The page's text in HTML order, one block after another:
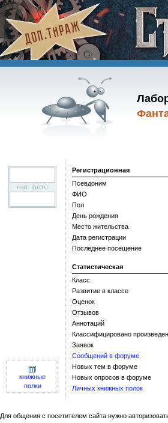
Регистрационная
Псевдоним
ФИО
Пол
День рождения
Место жительства
Дата регистрации
Последнее посещение
Статистическая
Класс
Развитие в классе
Оценок
Отзывов
Аннотаций
Классифицировано
Заявок
Сообщений в форуме
Новых тем в форуме
Новых опросов в форуме
Личных книжных полок
книжные
полки
Для общения с посетителем сайта нужно